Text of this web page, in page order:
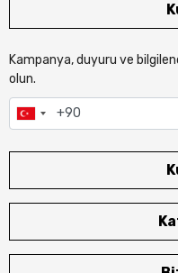
Kampanya, duyuru ve
olun.